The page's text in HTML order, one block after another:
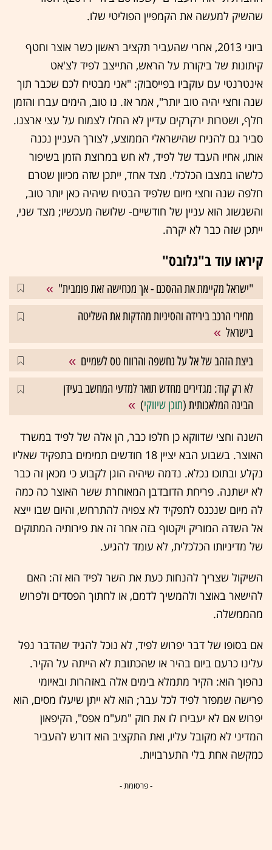
שהשיק למעשה את הקמפיין הפוליטי שלו.
ביוני 2013, אחרי שהעביר תקציב ראשון כשר אוצר וחטף
קיתונות של ביקורת על הראש, התייצב לפיד לצ'אט
אינטרנטי עם עוקביו בפייסבוק: "אני מבטיח לכם שכבר תוך
שנה וחצי יהיה טוב יותר", אמר אז. נו טוב, הימים עברו והזמן
חלף, ושטרות ירקרקים עדיין לא החלו לצמוח על עצי ארצנו.
סביר גם להניח שהישראלי הממוצע, לצורך העניין נכנה
אותו, אחיו העבד של לפיד, לא חש במרוצת הזמן בשיפור
כלשהו במצבו הכלכלי. מצד אחד, ייתכן שזה מכיוון שטרם
חלפה שנה וחצי מיום שלפיד הבטיח שיהיה כאן יותר טוב,
והשגשוג הוא עניין של חודשיים- שלושה מעכשיו; מצד שני,
ייתכן שזה כבר לא יקרה.
קיראו עוד ב"גלובס"
"ישראל מקיימת את ההסכם - אך מכחישה זאת פומבית"
מחירי הרכב בירידה והסיניות מהדקות את השליטה
בישראל
ביצת הזהב של אל על נחשפה והרווח טס לשמיים
לא רק קוד: מגדירים מחדש תואר למדעי המחשב בעידן
הבינה המלאכותית (תוכן שיווקי)
השנה וחצי שדווקא כן חלפו כבר, הן אלה של לפיד במשרד
האוצר. בשבוע הבא יציין 18 חודשים תמימים בתפקיד שאליו
נקלע ובתוכו נכלא. נדמה שיהיה הוגן לקבוע כי מכאן זה כבר
לא ישתנה. פריחת הדובדבן המאוחרת ששר האוצר כה כמה
לה מיום שנכנס לתפקיד לא צפויה להתרחש, והיום שבו ייצא
אל השדה המוריק ויקטוף בזה אחר זה את פירותיה המתוקים
של מדיניותו הכלכלית, לא עומד להגיע.
השיקול שצריך להנחות כעת את השר לפיד הוא זה: האם
להישאר באוצר ולהמשיך לדמם, או לחתוך הפסדים ולפרוש
מהממשלה.
אם בסופו של דבר יפרוש לפיד, לא נוכל להגיד שהדבר נפל
עלינו כרעם ביום בהיר או שהכתובת לא הייתה על הקיר.
נהפוך הוא: הקיר מתמלא בימים אלה באזהרות ובאיומי
פרישה שמפזר לפיד לכל עבר; הוא לא ייתן שיעלו מסים, הוא
יפרוש אם לא יעבירו לו את חוק "מע"מ אפס", הקיפאון
המדיני לא מקובל עליו, ואת התקציב הוא דורש להעביר
כמקשה אחת בלי התערבויות.
- פרסומת -